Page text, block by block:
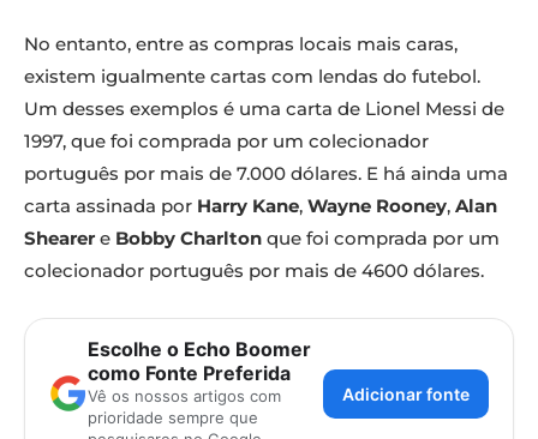
No entanto, entre as compras locais mais caras,
existem igualmente cartas com lendas do futebol.
Um desses exemplos é uma carta de Lionel Messi de
1997, que foi comprada por um colecionador
português por mais de 7.000 dólares. E há ainda uma
carta assinada por Harry Kane, Wayne Rooney, Alan
Shearer e Bobby Charlton que foi comprada por um
colecionador português por mais de 4600 dólares.
Escolhe o Echo Boomer
como Fonte Preferida
Vê os nossos artigos com
prioridade sempre que
Adicionar fonte